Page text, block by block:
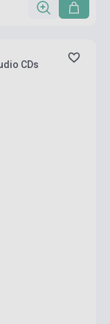
CDs